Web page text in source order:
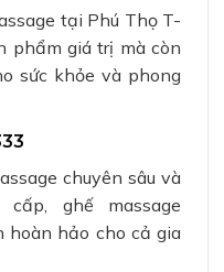
tại Phú Thọ T-
phẩm giá trị mà còn
sức khỏe và phong
chuyên sâu và
ghế massage
hoàn hảo cho cả gia